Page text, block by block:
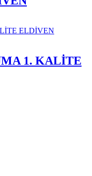
1. KALİTE